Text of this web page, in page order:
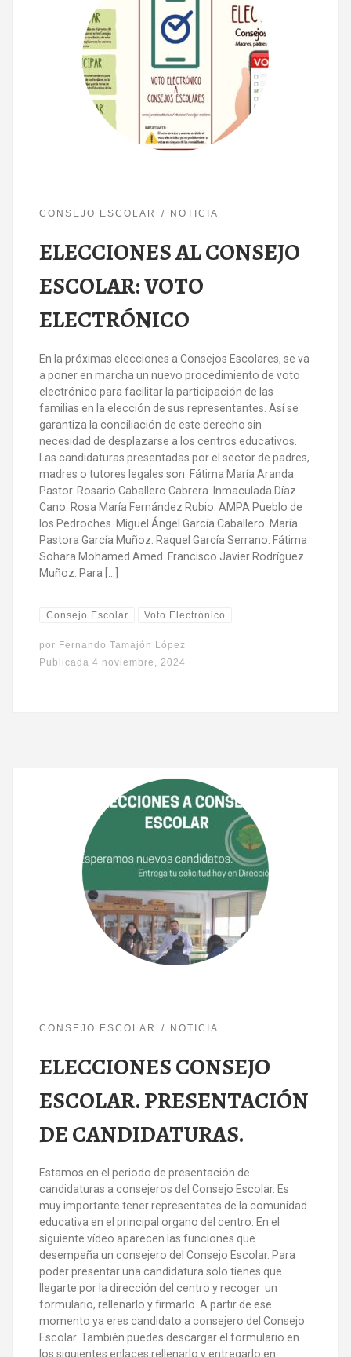
CONSEJO ESCOLAR NOTICIA
ELECCIONES AL CONSEJO
ESCOLAR: VOTO
ELECTRÓNICO
En la próximas elecciones a Consejos Escolares, se va
a poner en marcha un nuevo procedimiento de voto
electrónico para facilitar la participación de las
familias en la elección de sus representantes. Así se
garantiza la conciliación de este derecho sin
necesidad de desplazarse a los centros educativos.
Las candidaturas presentadas por el sector de padres,
madres o tutores legales son: Fátima María Aranda
Pastor. Rosario Caballero Cabrera. Inmaculada Díaz
Cano. Rosa María Fernández Rubio. AMPA Pueblo de
los Pedroches. Miguel Ángel García Caballero. María
Pastora García Muñoz. Raquel García Serrano. Fátima
Sohara Mohamed Amed. Francisco Javier Rodríguez
Muñoz. Para […]
Consejo Escolar Voto Electrónico
por Fernando Tamajón López
Publicada4 noviembre, 2024
CONSEJO ESCOLAR NOTICIA
ELECCIONES CONSEJO
ESCOLAR. PRESENTACIÓN
DE CANDIDATURAS.
Estamos en el periodo de presentación de
candidaturas a consejeros del Consejo Escolar. Es
muy importante tener representates de la comunidad
educativa en el principal organo del centro. En el
siguiente vídeo aparecen las funciones que
desempeña un consejero del Consejo Escolar. Para
poder presentar una candidatura solo tienes que
llegarte por la dirección del centro y recoger un
formulario, rellenarlo y firmarlo. A partir de ese
momento ya eres candidato a consejero del Consejo
Escolar. También puedes descargar el formulario en
los siguientes enlaces rellenarlo y entregarlo en